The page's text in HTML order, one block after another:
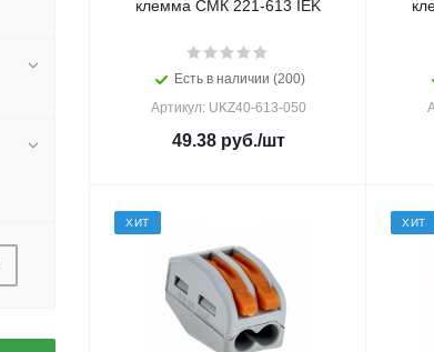
клемма СМК 221-613 IEK
Есть в наличии (200)
Артикул: UKZ40-613-050
49.38руб./шт
ХИТ ХИТ